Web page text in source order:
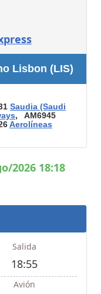
Lisbon (LIS)
Saudia (Saudi
, AM6945
Aerolíneas
2026 18:18
Salida
18:55
Avión